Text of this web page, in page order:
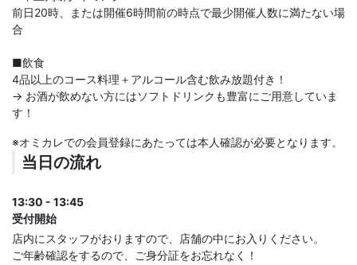
前日20時、または開催6時間前の時点で最少開催人数に満たない場
合
■飲食
4品以上のコース料理＋アルコール含む飲み放題付き！
→ お酒が飲めない方にはソフトドリンクも豊富にご用意していま
す！
※オミカレでの会員登録にあたっては本人確認が必要となります。
当日の流れ
13:30 - 13:45
受付開始
店内にスタッフがおりますので、店舗の中にお入りください。
ご年齢確認をするので、ご身分証をお忘れなく！